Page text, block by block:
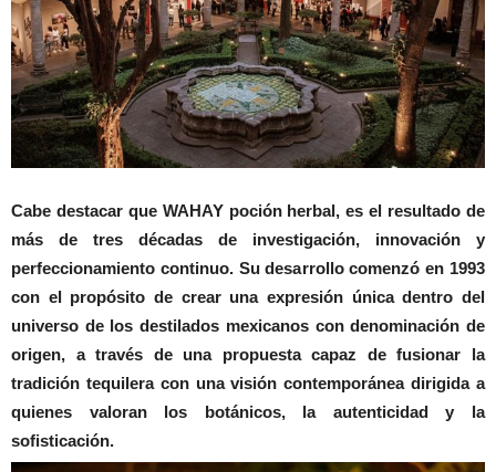
Cabe destacar que WAHAY poción herbal, es el resultado de
más de tres décadas de investigación, innovación y
perfeccionamiento continuo. Su desarrollo comenzó en 1993
con el propósito de crear una expresión única dentro del
universo de los destilados mexicanos con denominación de
origen, a través de una propuesta capaz de fusionar la
tradición tequilera con una visión contemporánea dirigida a
quienes valoran los botánicos, la autenticidad y la
sofisticación.